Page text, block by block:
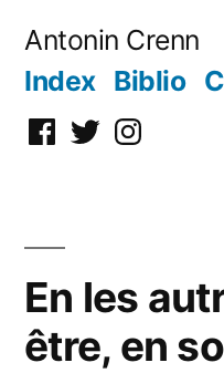
Antonin Crenn
Index Biblio
Facebook
TwitterInstagram
En les
être, en